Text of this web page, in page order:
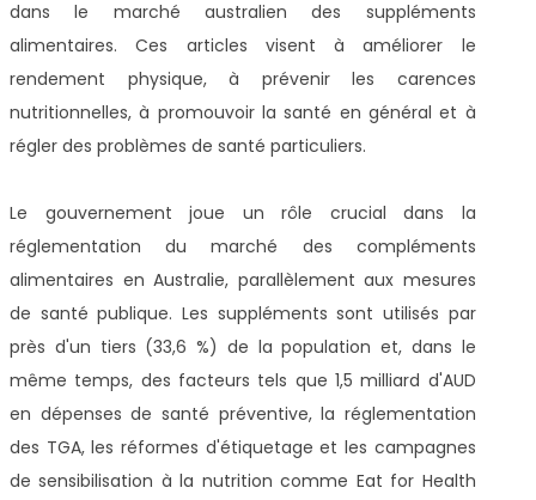
dans le marché australien des suppléments
alimentaires. Ces articles visent à améliorer le
rendement physique, à prévenir les carences
nutritionnelles, à promouvoir la santé en général et à
régler des problèmes de santé particuliers.
Le gouvernement joue un rôle crucial dans la
réglementation du marché des compléments
alimentaires en Australie, parallèlement aux mesures
de santé publique. Les suppléments sont utilisés par
près d'un tiers (33,6 %) de la population et, dans le
même temps, des facteurs tels que 1,5 milliard d'AUD
en dépenses de santé préventive, la réglementation
des TGA, les réformes d'étiquetage et les campagnes
de sensibilisation à la nutrition comme Eat for Health